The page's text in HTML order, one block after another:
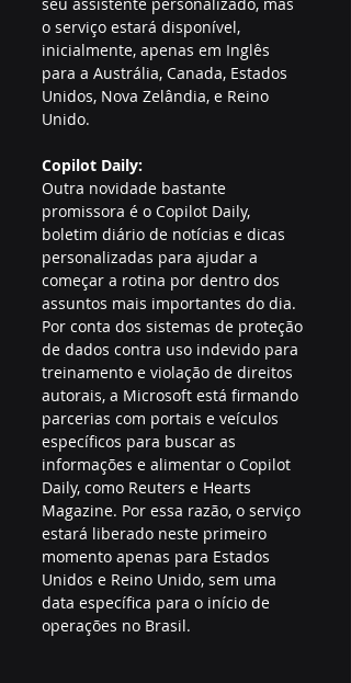
o serviço estará disponível,
inicialmente, apenas em Inglês
para a Austrália, Canada, Estados
Unidos, Nova Zelândia, e Reino
Unido.
Copilot Daily:
Outra novidade bastante
promissora é o Copilot Daily,
boletim diário de notícias e dicas
personalizadas para ajudar a
começar a rotina por dentro dos
assuntos mais importantes do dia.
Por conta dos sistemas de proteção
de dados contra uso indevido para
treinamento e violação de direitos
autorais, a Microsoft está firmando
parcerias com portais e veículos
específicos para buscar as
informações e alimentar o Copilot
Daily, como Reuters e Hearts
Magazine. Por essa razão, o serviço
estará liberado neste primeiro
momento apenas para Estados
Unidos e Reino Unido, sem uma
data específica para o início de
operações no Brasil.